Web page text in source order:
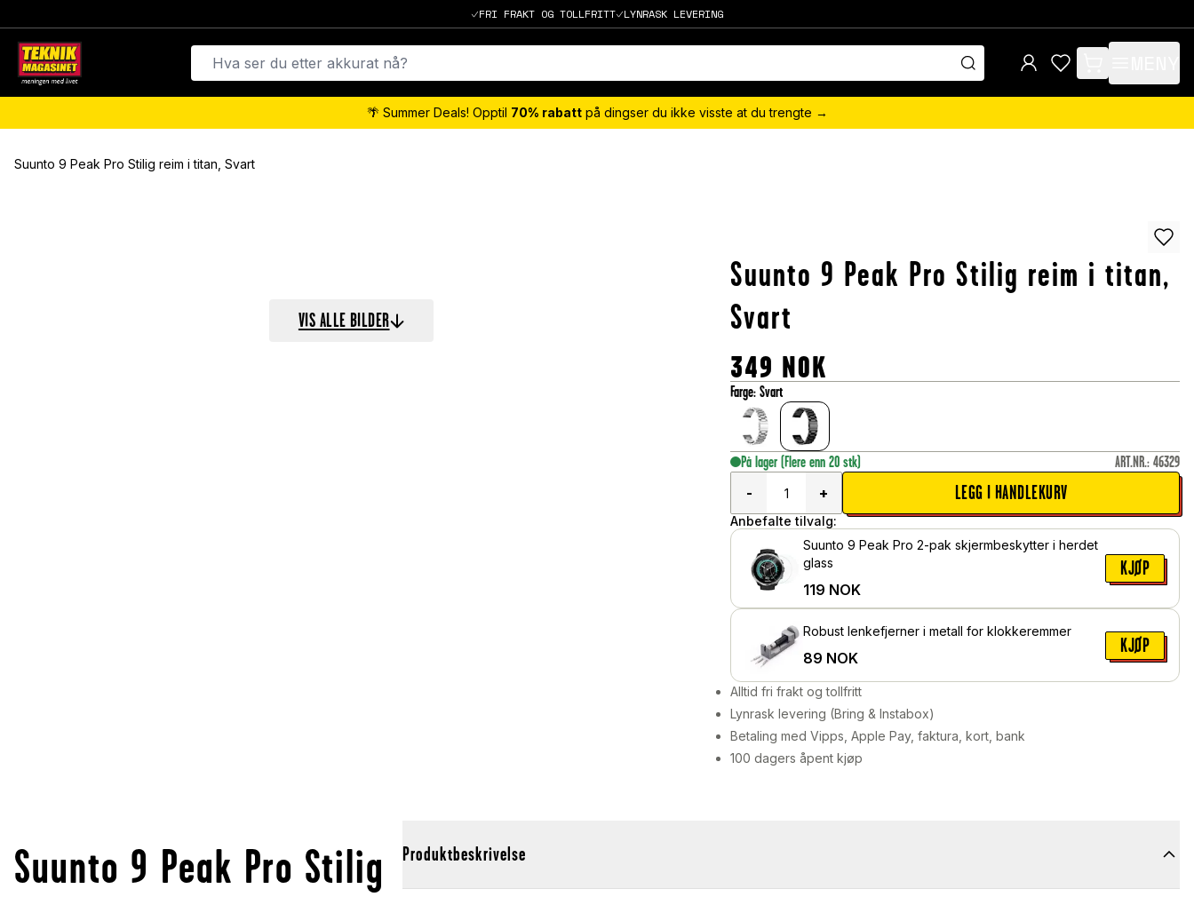
FRI FRAKT OG TOLLFRITT LYNRASK LEVERING
items in cart, view
🌴 Summer Deals! Opptil 70% rabattpå dingser du ikke visste at du trengte →
Suunto 9 Peak Pro Stilig reim i titan, Svart
VIS ALLE BILDER
Suunto 9 Peak Pro Stilig reim i titan,
Svart
349 NOK
Farge:Svart
På lager (Flere enn 20 stk) ART.NR.: 46329
-
+ LEGG I HANDLEKURV
Anbefalte tilvalg:
Suunto 9 Peak Pro 2-pak skjermbeskytter i herdet
glass
119 NOK
KJØP
Robust lenkefjerner i metall for klokkeremmer
89 NOK
KJØP
Alltid fri frakt og tollfritt
Lynrask levering (Bring & Instabox)
Betaling med Vipps, Apple Pay, faktura, kort, bank
100 dagers åpent kjøp
Suunto 9 Peak Pro Stilig
Produktbeskrivelse